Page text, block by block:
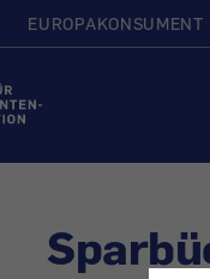
EUROPAKONSUMENT